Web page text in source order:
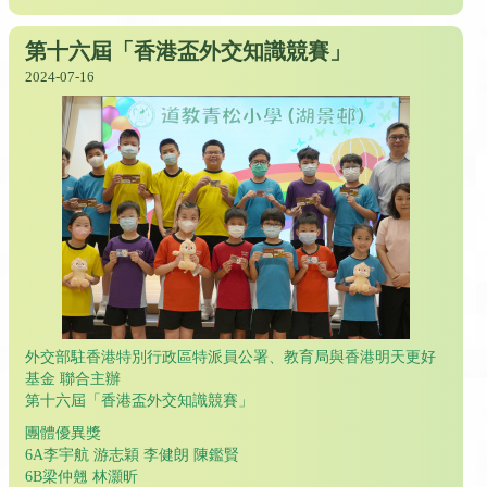
第十六屆「香港盃外交知識競賽」
2024-07-16
外交部駐香港特別行政區特派員公署、教育局與香港明天更好
基金 聯合主辦
第十六屆「香港盃外交知識競賽」
團體優異獎
6A李宇航 游志穎 李健朗 陳鑑賢
6B梁仲翹 林灝昕